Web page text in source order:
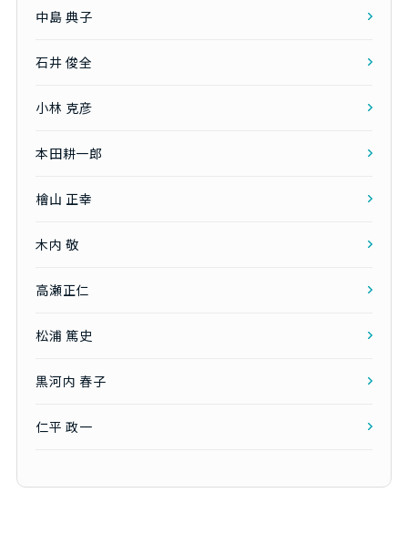
中島 典子
石井 俊全
小林 克彦
本田耕一郎
檜山 正幸
木内 敬
高瀬正仁
松浦 篤史
黒河内 春子
仁平 政一